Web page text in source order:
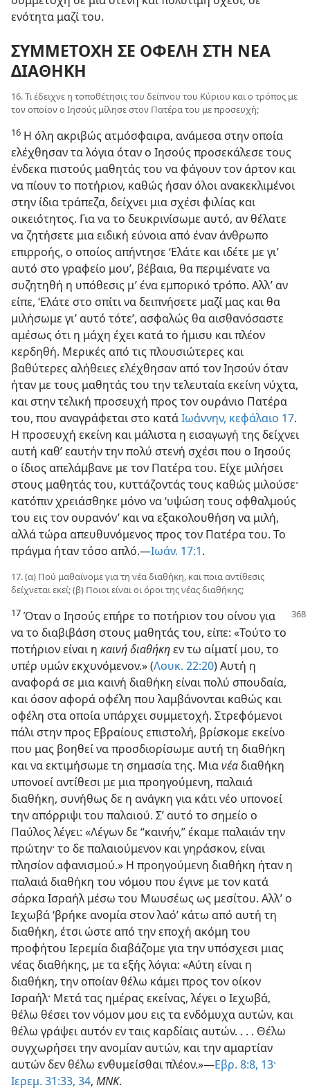
ενότητα μαζί του.
ΣΥΜΜΕΤΟΧΗ ΣΕ ΟΦΕΛΗ ΣΤΗ ΝΕΑ
ΔΙΑΘΗΚΗ
16. Τι έδειχνε η τοποθέτησις του δείπνου του Κύριου και ο τρόπος με
τον οποίον ο Ιησούς μίλησε στον Πατέρα του με προσευχή;
16 Η όλη ακριβώς ατμόσφαιρα, ανάμεσα στην οποία
ελέχθησαν τα λόγια όταν ο Ιησούς προσεκάλεσε τους
ένδεκα πιστούς μαθητάς του να φάγουν τον άρτον και
να πίουν το ποτήριον, καθώς ήσαν όλοι ανακεκλιμένοι
στην ίδια τράπεζα, δείχνει μια σχέσι φιλίας και
οικειότητος. Για να το δευκρινίσωμε αυτό, αν θέλατε
να ζητήσετε μια ειδική εύνοια από έναν άνθρωπο
επιρροής, ο οποίος απήντησε ‘Ελάτε και ιδέτε με γι’
αυτό στο γραφείο μου’, βέβαια, θα περιμένατε να
συζητηθή η υπόθεσις μ’ ένα εμπορικό τρόπο. Αλλ’ αν
είπε, ‘Ελάτε στο σπίτι να δειπνήσετε μαζί μας και θα
μιλήσωμε γι’ αυτό τότε’, ασφαλώς θα αισθανόσαστε
αμέσως ότι η μάχη έχει κατά το ήμισυ και πλέον
κερδηθή. Μερικές από τις πλουσιώτερες και
βαθύτερες αλήθειες ελέχθησαν από τον Ιησούν όταν
ήταν με τους μαθητάς του την τελευταία εκείνη νύχτα,
και στην τελική προσευχή προς τον ουράνιο Πατέρα
του, που αναγράφεται στο κατάΙωάννην, κεφάλαιο 17.
Η προσευχή εκείνη και μάλιστα η εισαγωγή της δείχνει
αυτή καθ’ εαυτήν την πολύ στενή σχέσι που ο Ιησούς
ο ίδιος απελάμβανε με τον Πατέρα του. Είχε μιλήσει
στους μαθητάς του, κυττάζοντάς τους καθώς μιλούσε·
κατόπιν χρειάσθηκε μόνο να ‘υψώση τους οφθαλμούς
του εις τον ουρανόν’ και να εξακολουθήση να μιλή,
αλλά τώρα απευθυνόμενος προς τον Πατέρα του. Το
πράγμα ήταν τόσο απλό.—Ιωάν. 17:1.
17. (α) Πού μαθαίνομε για τη νέα διαθήκη, και ποια αντίθεσις
δείχνεται εκεί; (β) Ποιοι είναι οι όροι της νέας διαθήκης;
17 Όταν ο Ιησούς επήρε το ποτήριον του οίνου για
να το διαβιβάση στους μαθητάς του, είπε: «Τούτο το
ποτήριον είναι η καινή διαθήκηεν τω αίματί μου, το
υπέρ υμών εκχυνόμενον.» (Λουκ. 22:20) Αυτή η
αναφορά σε μια καινή διαθήκη είναι πολύ σπουδαία,
και όσον αφορά οφέλη που λαμβάνονται καθώς και
οφέλη στα οποία υπάρχει συμμετοχή. Στρεφόμενοι
πάλι στην προς Εβραίους επιστολή, βρίσκομε εκείνο
που μας βοηθεί να προσδιορίσωμε αυτή τη διαθήκη
και να εκτιμήσωμε τη σημασία της. Μιανέαδιαθήκη
υπονοεί αντίθεσι με μια προηγούμενη, παλαιά
διαθήκη, συνήθως δε η ανάγκη για κάτι νέο υπονοεί
την απόρριψι του παλαιού. Σ’ αυτό το σημείο ο
Παύλος λέγει: «Λέγων δε “καινήν,” έκαμε παλαιάν την
πρώτην· το δε παλαιούμενον και γηράσκον, είναι
πλησίον αφανισμού.» Η προηγούμενη διαθήκη ήταν η
παλαιά διαθήκη του νόμου που έγινε με τον κατά
σάρκα Ισραήλ μέσω του Μωυσέως ως μεσίτου. Αλλ’ ο
Ιεχωβά ‘βρήκε ανομία στον λαό’ κάτω από αυτή τη
διαθήκη, έτσι ώστε από την εποχή ακόμη του
προφήτου Ιερεμία διαβάζομε για την υπόσχεσι μιας
νέας διαθήκης, με τα εξής λόγια: «Αύτη είναι η
διαθήκη, την οποίαν θέλω κάμει προς τον οίκον
Ισραήλ· Μετά τας ημέρας εκείνας, λέγει ο Ιεχωβά,
θέλω θέσει τον νόμον μου εις τα ενδόμυχα αυτών, και
θέλω γράψει αυτόν εν ταις καρδίαις αυτών. . . . Θέλω
συγχωρήσει την ανομίαν αυτών, και την αμαρτίαν
αυτών δεν θέλω ενθυμείσθαι πλέον.»—Εβρ. 8:8, 13·
Ιερεμ. 31:33, 34, ΜΝΚ.